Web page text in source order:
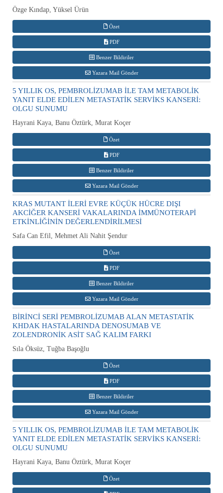
Özge Kındap, Yüksel Ürün
Özet
PDF
Benzer Bildiriler
Yazara Mail Gönder
5 YILLIK OS, PEMBROLİZUMAB İLE TAM METABOLİK
YANIT ELDE EDİLEN METASTATİK SERVİKS KANSERİ:
OLGU SUNUMU
Hayrani Kaya, Banu Öztürk, Murat Koçer
Özet
PDF
Benzer Bildiriler
Yazara Mail Gönder
KRAS MUTANT İLERİ EVRE KÜÇÜK HÜCRE DIŞI
AKCİĞER KANSERİ VAKALARINDA İMMÜNOTERAPİ
ETKİNLİĞİNİN DEĞERLENDİRİLMESİ
Safa Can Efil, Mehmet Ali Nahit Şendur
Özet
PDF
Benzer Bildiriler
Yazara Mail Gönder
BİRİNCİ SERİ PEMBROLİZUMAB ALAN METASTATİK
KHDAK HASTALARINDA DENOSUMAB VE
ZOLENDRONİK ASİT SAĞ KALIM FARKI
Sıla Öksüz, Tuğba Başoğlu
Özet
PDF
Benzer Bildiriler
Yazara Mail Gönder
5 YILLIK OS, PEMBROLİZUMAB İLE TAM METABOLİK
YANIT ELDE EDİLEN METASTATİK SERVİKS KANSERİ:
OLGU SUNUMU
Hayrani Kaya, Banu Öztürk, Murat Koçer
Özet